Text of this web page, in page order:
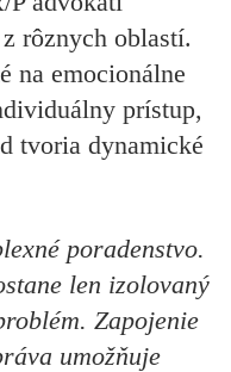
rôznych oblastí.
na emocionálne
prístup,
tvoria dynamické
poradenstvo.
len izolovaný
Zapojenie
umožňuje